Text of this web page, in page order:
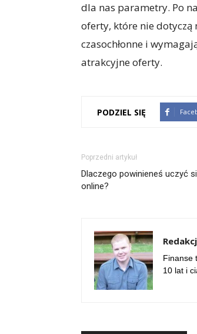
dla nas parametry. Po
oferty, które nie
czasochłonne i
atrakcyjne oferty.
PODZIEL SIĘ
Poprzedni artykuł
Dlaczego powinieneś uczyć
online?
Finanse
10 lat i